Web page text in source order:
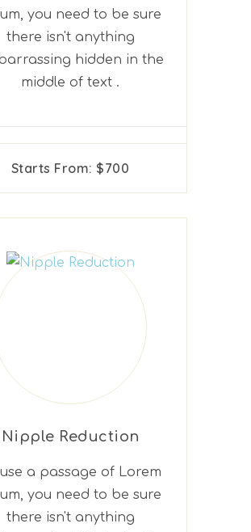
you need to be sure
there isn't anything
hidden in the
middle of text .
Starts From: $700
Nipple Reduction
a passage of Lorem
you need to be sure
there isn't anything